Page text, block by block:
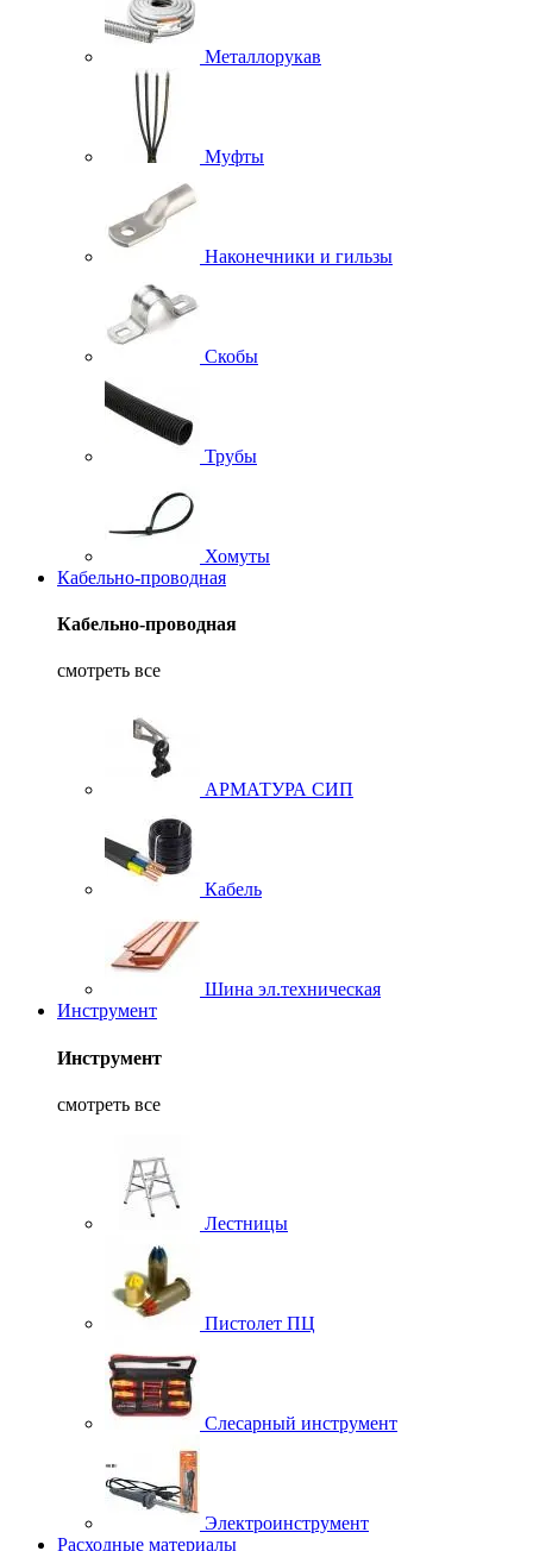
Металлорукав
Муфты
Наконечники и гильзы
Скобы
Трубы
Хомуты
Кабельно-проводная
Кабельно-проводная
смотреть все
АРМАТУРА СИП
Кабель
Шина эл.техническая
Инструмент
Инструмент
смотреть все
Лестницы
Пистолет ПЦ
Слесарный инструмент
Электроинструмент
Расходные материалы